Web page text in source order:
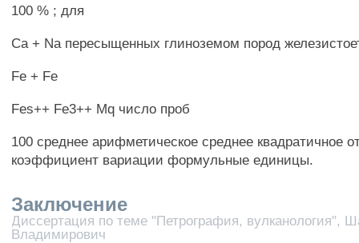
100 % ; для
Са + Na пересыщенных глиноземом пород
Fe + Fe
Fes++ Fe3++ Mq число проб
100 среднее арифметическое среднее квадратичное
коэффициент вариации формульные единицы.
Заключение
Диссертация по теме "Петрография, вулканология",
Владимирович